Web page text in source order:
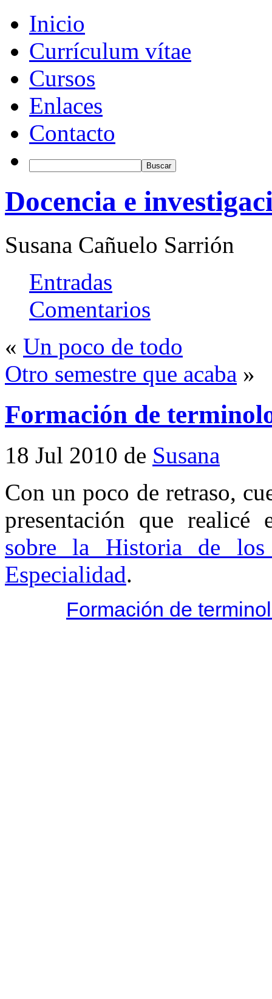
Inicio
Currículum vítae
Cursos
Enlaces
Contacto
Docencia e
Susana Cañuelo Sarrión
Entradas
Comentarios
« Un poco de todo
Otro semestre que acaba »
Formación de
18 Jul 2010 de Susana
Con un poco de retraso,
presentación que
sobre la Historia de los
Especialidad.
Formación de